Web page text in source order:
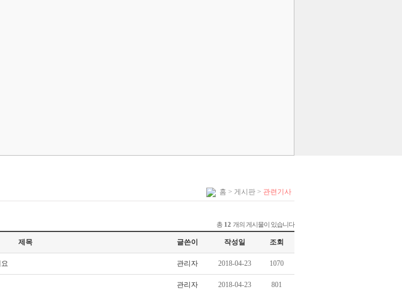
홈 > 게시판 > 관련기사
총 12 개의 게시물이 있습니다
제목 글쓴이 작성일 조회
관리자 2018-04-23 1070
관리자 2018-04-23 801